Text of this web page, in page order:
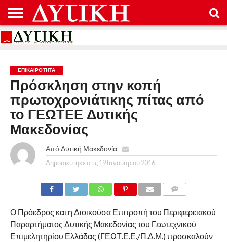
ΑΡΧΙΚΉ
ΕΠΙΚΟΙΝΩΝΊΑ
ΌΡΟΙ
ΠΡΟΣΤΑΣΊΑ
ΕΠΙΚΑΙΡΟΤΗΤΑ
Πρόσκληση στην κοπή
πρωτοχρονιάτικης πίτας από
το ΓΕΩΤΕΕ Δυτικής
Μακεδονίας
Από Δυτική Μακεδονία
Δημοσιεύτηκε στις 19 Ιανουαρίου 2016
Ο Πρόεδρος και η Διοικούσα Επιτροπή του Περιφερειακού
Παραρτήματος Δυτικής Μακεδονίας του Γεωτεχνικού
Επιμελητηρίου Ελλάδας (ΓΕΩΤ.Ε.Ε./Π.Δ.Μ.) προσκαλούν